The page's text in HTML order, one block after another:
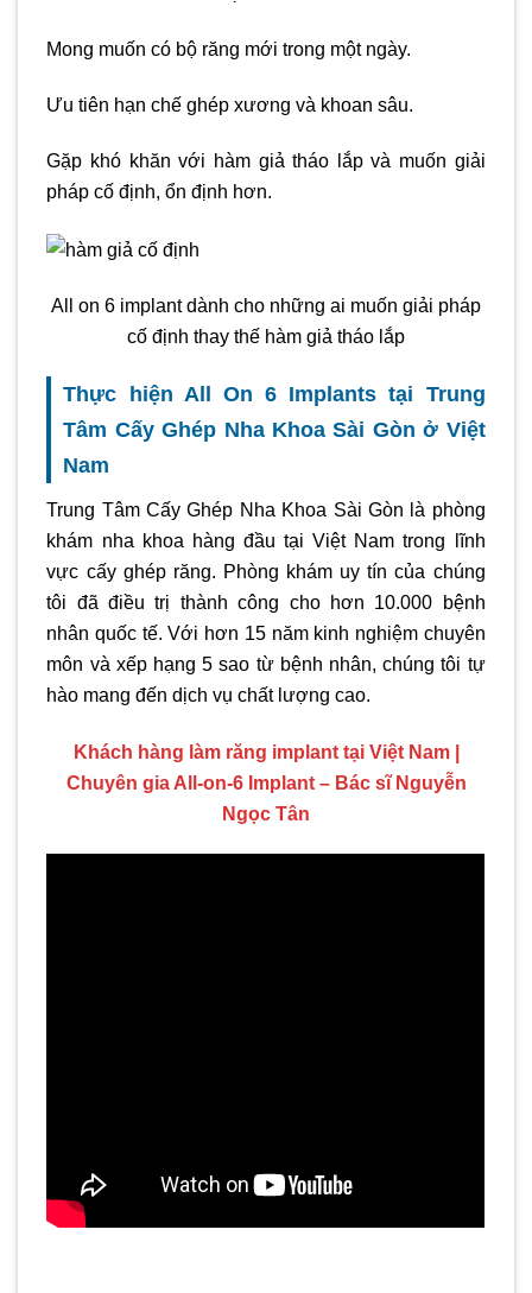
Mong muốn có bộ răng mới trong một ngày.
Ưu tiên hạn chế ghép xương và khoan sâu.
Gặp khó khăn với hàm giả tháo lắp và muốn giải
pháp cố định, ổn định hơn.
All on 6 implant dành cho những ai muốn giải pháp
cố định thay thế hàm giả tháo lắp
Thực hiện All On 6 Implants tại Trung
Tâm Cấy Ghép Nha Khoa Sài Gòn ở Việt
Nam
Trung Tâm Cấy Ghép Nha Khoa Sài Gòn là phòng
khám nha khoa hàng đầu tại Việt Nam trong lĩnh
vực cấy ghép răng. Phòng khám uy tín của chúng
tôi đã điều trị thành công cho hơn 10.000 bệnh
nhân quốc tế. Với hơn 15 năm kinh nghiệm chuyên
môn và xếp hạng 5 sao từ bệnh nhân, chúng tôi tự
hào mang đến dịch vụ chất lượng cao.
Khách hàng làm răng implant tại Việt Nam |
Chuyên gia All-on-6 Implant – Bác sĩ Nguyễn
Ngọc Tân